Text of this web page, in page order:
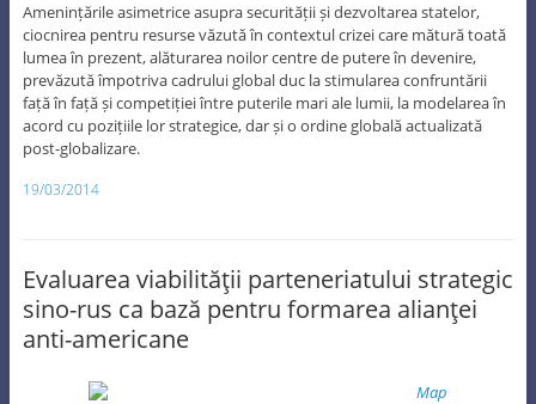
Amenințările asimetrice asupra securității și dezvoltarea statelor,
ciocnirea pentru resurse văzută în contextul crizei care mătură toată
lumea în prezent, alăturarea noilor centre de putere în devenire,
prevăzută împotriva cadrului global duc la stimularea confruntării
față în față și competiției între puterile mari ale lumii, la modelarea în
acord cu pozițiile lor strategice, dar și o ordine globală actualizată
post-globalizare.
19/03/2014
Evaluarea viabilităţii parteneriatului strategic
sino-rus ca bază pentru formarea alianţei
anti-americane